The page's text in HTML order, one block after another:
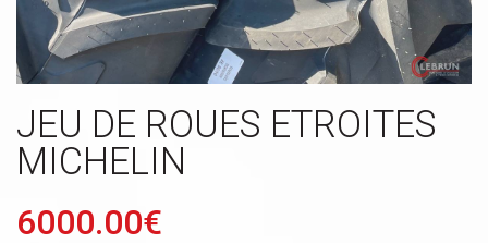
JEU DE ROUES ETROITES
MICHELIN
6000.00€